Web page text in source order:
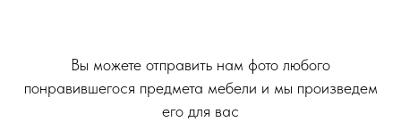
Вы можете отправить нам фото любого
понравившегося предмета мебели и мы произведем
его для вас